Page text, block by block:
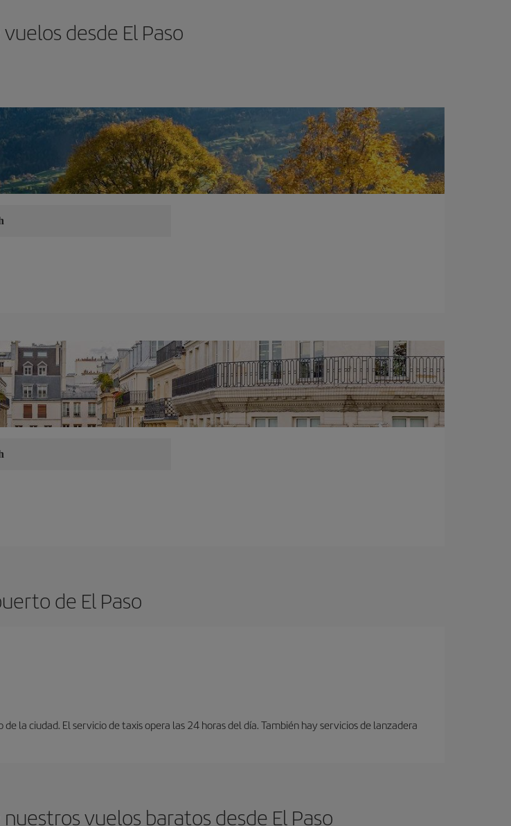
desde El Paso
de El Paso
la ciudad. El servicio de taxis opera las 24 horas del día. También hay servicios de lanzadera
vuelos baratos desde El Paso